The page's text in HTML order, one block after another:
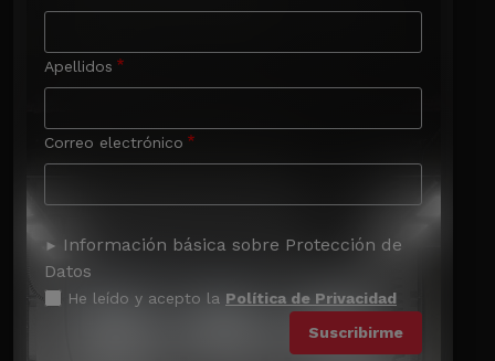
Apellidos
Correo electrónico
Información básica sobre Protección de
Datos
He leído y acepto la Política de Privacidad